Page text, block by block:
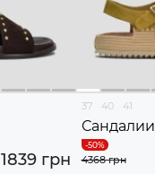
1839 грн
37 40 41
Сандалии
4368 грн